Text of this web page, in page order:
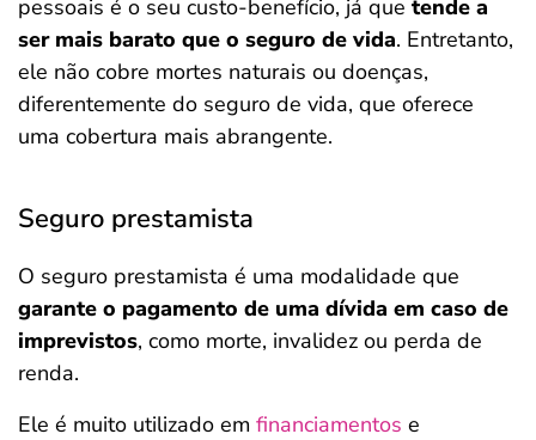
pessoais é o seu custo-benefício, já que tende a
ser mais barato que o seguro de vida. Entretanto,
ele não cobre mortes naturais ou doenças,
diferentemente do seguro de vida, que oferece
uma cobertura mais abrangente.
Seguro prestamista
O seguro prestamista é uma modalidade que
garante o pagamento de uma dívida em caso de
imprevistos, como morte, invalidez ou perda de
renda.
Ele é muito utilizado em financiamentos e